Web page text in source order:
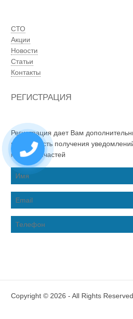
СТО
Акции
Новости
Статьи
Контакты
РЕГИСТРАЦИЯ
Регистрация дает Вам
возможность получения
новых запчастей
Copyright © 2026 - All Rights